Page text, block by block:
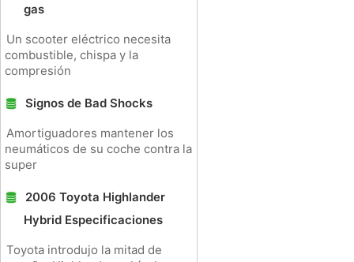
gas
Un scooter eléctrico necesita
combustible, chispa y la
compresión
Signos de Bad Shocks
Amortiguadores mantener los
neumáticos de su coche contra la
super
2006 Toyota Highlander
Hybrid Especificaciones
Toyota introdujo la mitad de